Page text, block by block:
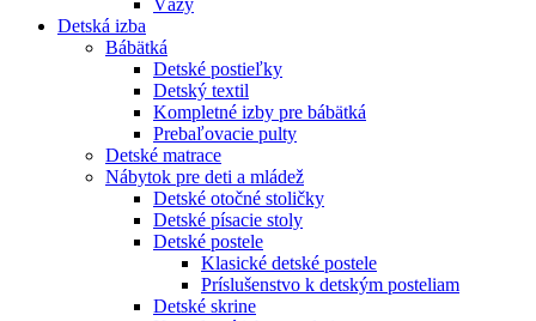
Detská izba
Bábätká
Detské postieľky
Detský textil
Kompletné izby pre bábätká
Prebaľovacie pulty
Detské matrace
Nábytok pre deti a mládež
Detské otočné stoličky
Detské písacie stoly
Detské postele
Klasické detské postele
Príslušenstvo k detským posteliam
Detské skrine